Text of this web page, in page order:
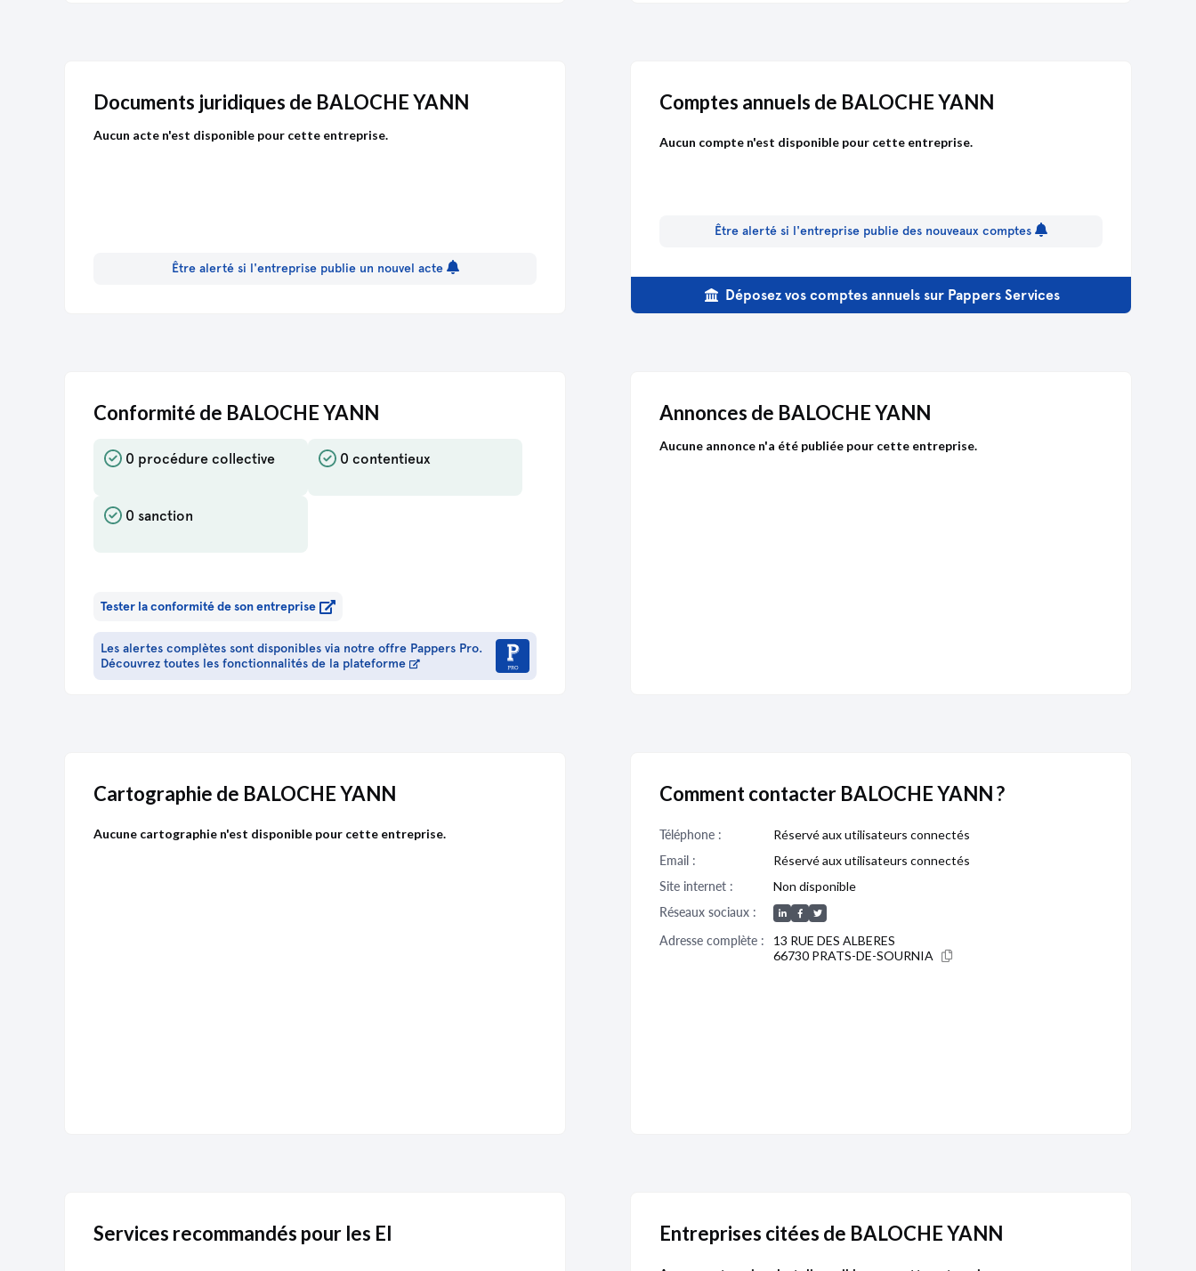
Documents juridiques de BALOCHE YANN
Aucun acte n'est disponible pour cette entreprise.
Être alerté si l'entreprise publie un nouvel acte
Comptes annuels de BALOCHE YANN
Aucun compte n'est disponible pour cette entreprise.
Être alerté si l'entreprise publie des nouveaux comptes
Déposez vos comptes annuels sur Pappers Services
Conformité de BALOCHE YANN
0 procédure collective 0 contentieux
0 sanction
Tester la conformité de son entreprise
Les alertes complètes sont disponibles via notre offre Pappers Pro.
Découvrez toutes les fonctionnalités de la plateforme
Annonces de BALOCHE YANN
Aucune annonce n'a été publiée pour cette entreprise.
Cartographie de BALOCHE YANN
Aucune cartographie n'est disponible pour cette entreprise.
Comment contacter BALOCHE YANN ?
Téléphone :
Réservé aux utilisateurs connectés
Email :
Réservé aux utilisateurs connectés
Site internet :
Non disponible
Réseaux sociaux :
Adresse complète :
13 RUE DES ALBERES
66730 PRATS-DE-SOURNIA
Services recommandés pour les EI Entreprises citées de BALOCHE YANN